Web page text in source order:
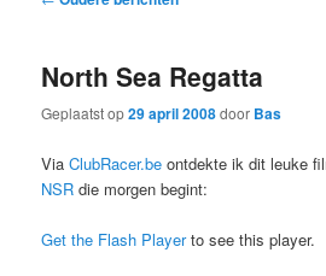
North Sea Regatta
Geplaatst op29 april 2008door Bas
ViaClubRacer.be ontdekte ik dit leuke
NSR die morgen begint:
Get the Flash Playerto see this player.